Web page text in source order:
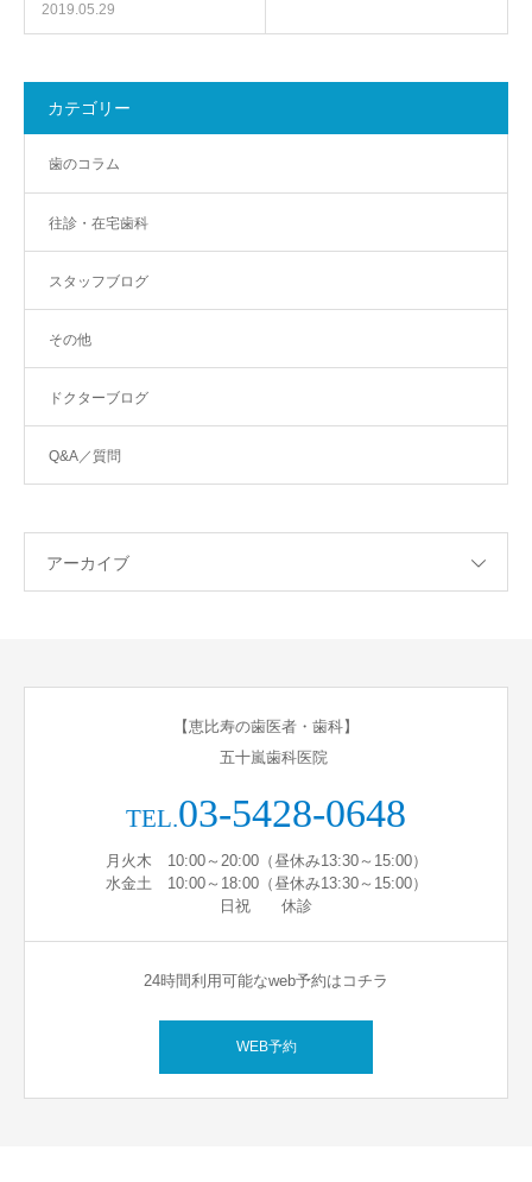
2019.05.29
カテゴリー
歯のコラム
往診・在宅歯科
スタッフブログ
その他
ドクターブログ
Q&A／質問
アーカイブ
【恵比寿の歯医者・歯科】
五十嵐歯科医院
TEL.03-5428-0648
月火木 10:00～20:00（昼休み13:30～15:00）
水金土 10:00～18:00（昼休み13:30～15:00）
日祝 休診
24時間利用可能なweb予約はコチラ
WEB予約